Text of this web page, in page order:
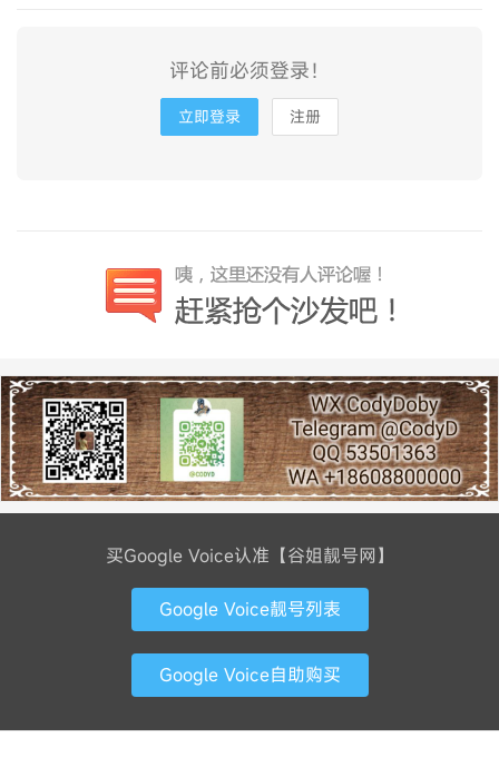
评论前必须登录！
立即登录 注册
买Google Voice认准【谷姐靓号网】
Google Voice靓号列表
Google Voice自助购买